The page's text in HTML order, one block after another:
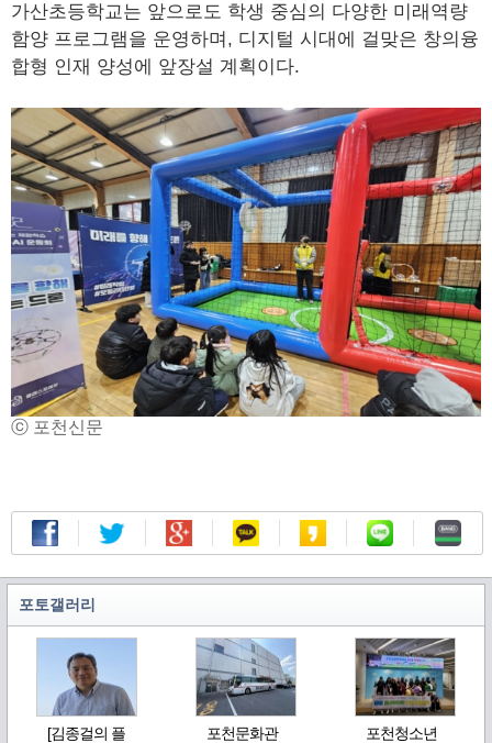
가산초등학교는 앞으로도 학생 중심의 다양한 미래역량
함양 프로그램을 운영하며, 디지털 시대에 걸맞은 창의융
합형 인재 양성에 앞장설 계획이다.
ⓒ 포천신문
포토갤러리
[김종걸의 플
포천문화관
포천청소년